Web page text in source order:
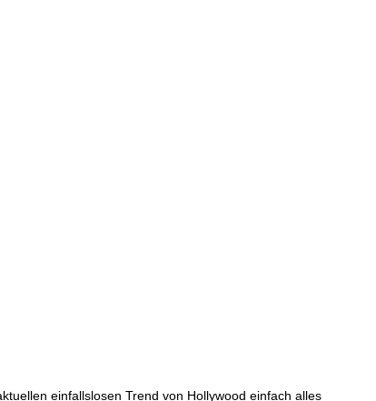
einfallslosen Trend von Hollywood einfach alles